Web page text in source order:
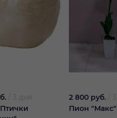
3 дня
2 800 руб.
Пион